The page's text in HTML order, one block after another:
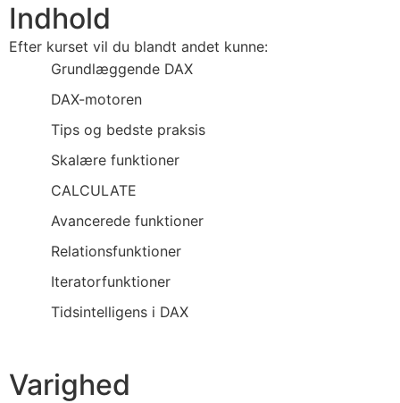
Indhold
Efter kurset vil du blandt andet kunne:
Grundlæggende DAX
DAX-motoren
Tips og bedste praksis
Skalære funktioner
CALCULATE
Avancerede funktioner
Relationsfunktioner
Iteratorfunktioner
Tidsintelligens i DAX
Varighed